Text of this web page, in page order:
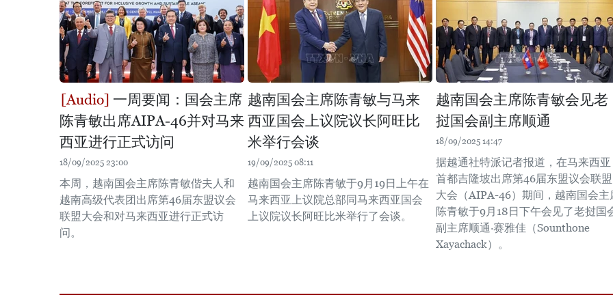
一周要闻：国会主席
陈青敏出席AIPA-46并对马来
西亚进行正式访问
18/09/2025 23:00
本周，越南国会主席陈青敏偕夫人和
越南高级代表团出席第46届东盟议会
联盟大会和对马来西亚进行正式访
问。
越南国会主席陈青敏与马来
西亚国会上议院议长阿旺比
米举行会谈
19/09/2025 08:11
越南国会主席陈青敏于9月19日上午在
马来西亚上议院总部同马来西亚国会
上议院议长阿旺比米举行了会谈。
越南国会主席陈青敏会见老
挝国会副主席顺通
18/09/2025 14:47
据越通社特派记者报道，在马来西亚
首都吉隆坡出席第46届东盟议会联盟
大会（AIPA-46）期间，越南国会主
陈青敏于9月18日下午会见了老挝国
副主席顺通·赛雅佳（Sounthone
Xayachack）。